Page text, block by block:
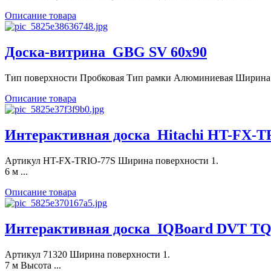
Описание товара
Доска-витрина_GBG SV 60x90
Тип поверхности Пробковая Тип рамки Алюминиевая Ширина
Описание товара
Интерактивная доска_Hitachi HT-FX-
Артикул HT-FX-TRIO-77S Ширина поверхности 1.
6 м ...
Описание товара
Интерактивная доска_IQBoard DVT
Артикул 71320 Ширина поверхности 1.
7 м Высота ...